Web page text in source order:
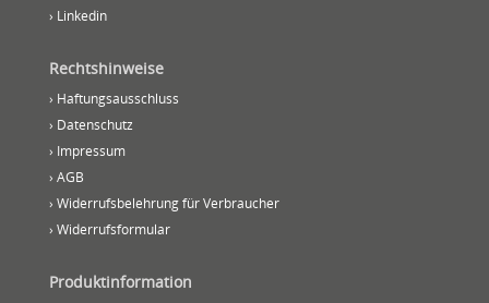
› Linkedin
Rechtshinweise
› Haftungsausschluss
› Datenschutz
› Impressum
› AGB
› Widerrufsbelehrung für Verbraucher
› Widerrufsformular
Produktinformation